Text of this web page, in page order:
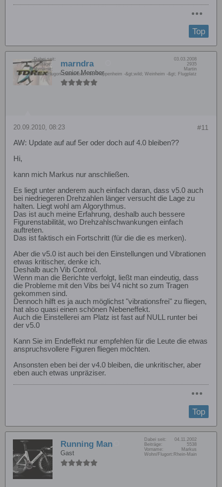
Top
marndra
Senior Member
Dabei seit:
03.03.2008
Beiträge:
2935
Vorname:
Martin
Wohn/Flugort:Laudenbach bei Heppenheim -&gt;wild; Weinheim -&gt; Flugplatz
#11
20.09.2010, 08:23
AW: Update auf auf 5er oder doch auf 4.0 bleiben??
Hi,
kann mich Markus nur anschließen.
Es liegt unter anderem auch einfach daran, dass v5.0 auch
bei niedriegeren Drehzahlen länger versucht die Lage zu
halten. Liegt wohl am Algorythmus.
Das ist auch meine Erfahrung, deshalb auch bessere
Figurenstabilität, wo Drehzahlschwankungen einfach
auftreten.
Das ist faktisch ein Fortschritt (für die die es merken).
Aber die v5.0 ist auch bei den Einstellungen und Vibrationen
etwas kritischer, denke ich.
Deshalb auch Vib Control.
Wenn man die Berichte verfolgt, ließt man eindeutig, dass
die Probleme mit den Vibs bei V4 nicht so zum Tragen
gekommen sind.
Dennoch hilft es ja auch möglichst "vibrationsfrei" zu fliegen,
hat also quasi einen schönen Nebeneffekt.
Auch die Einstellerei am Platz ist fast auf NULL runter bei
der v5.0
Kann Sie im Endeffekt nur empfehlen für die Leute die etwas
anspruchsvollere Figuren fliegen möchten.
Ansonsten eben bei der v4.0 bleiben, die unkritischer, aber
eben auch etwas unpräziser.
Top
Running Man
Gast
Dabei seit:
04.11.2002
Beiträge:
5538
Vorname:
Markus
Wohn/Flugort: Rhein-Main